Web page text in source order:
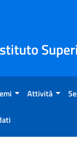
Attività